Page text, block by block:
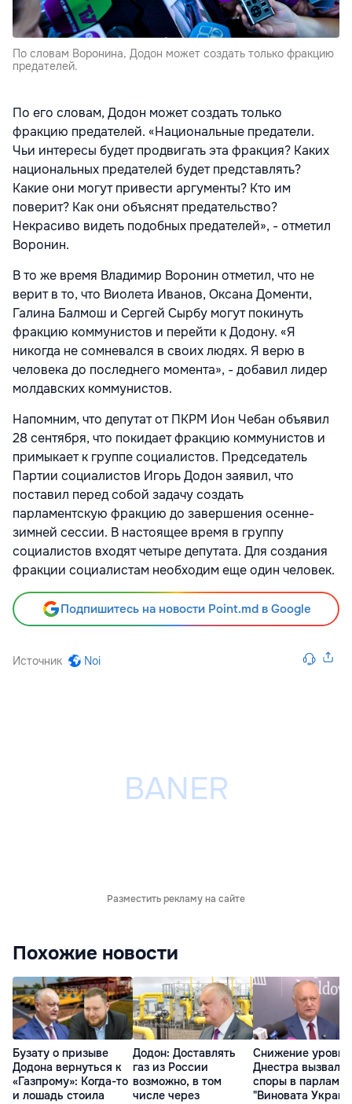
По словам Воронина, Додон может создать только фракцию
предателей.
По его словам, Додон может создать только
фракцию предателей. «Национальные предатели.
Чьи интересы будет продвигать эта фракция? Каких
национальных предателей будет представлять?
Какие они могут привести аргументы? Кто им
поверит? Как они объяснят предательство?
Некрасиво видеть подобных предателей», - отметил
Воронин.
В то же время Владимир Воронин отметил, что не
верит в то, что Виолета Иванов, Оксана Доменти,
Галина Балмош и Сергей Сырбу могут покинуть
фракцию коммунистов и перейти к Додону. «Я
никогда не сомневался в своих людях. Я верю в
человека до последнего момента», - добавил лидер
молдавских коммунистов.
Напомним, что депутат от ПКРМ Ион Чебан объявил
28 сентября, что покидает фракцию коммунистов и
примыкает к группе социалистов. Председатель
Партии социалистов Игорь Додон заявил, что
поставил перед собой задачу создать
парламентскую фракцию до завершения осенне-
зимней сессии. В настоящее время в группу
социалистов входят четыре депутата. Для создания
фракции социалистам необходим еще один человек.
Подпишитесь на новости Point.md в Google
Источник Noi
Разместить рекламу на сайте
Похожие новости
Бузату о призыве
Додона вернуться к
«Газпрому»: Когда-то
и лошадь стоила
Додон: Доставлять
газ из России
возможно, в том
числе через
Снижение уровня
Днестра вызвало
споры в
"Виновата